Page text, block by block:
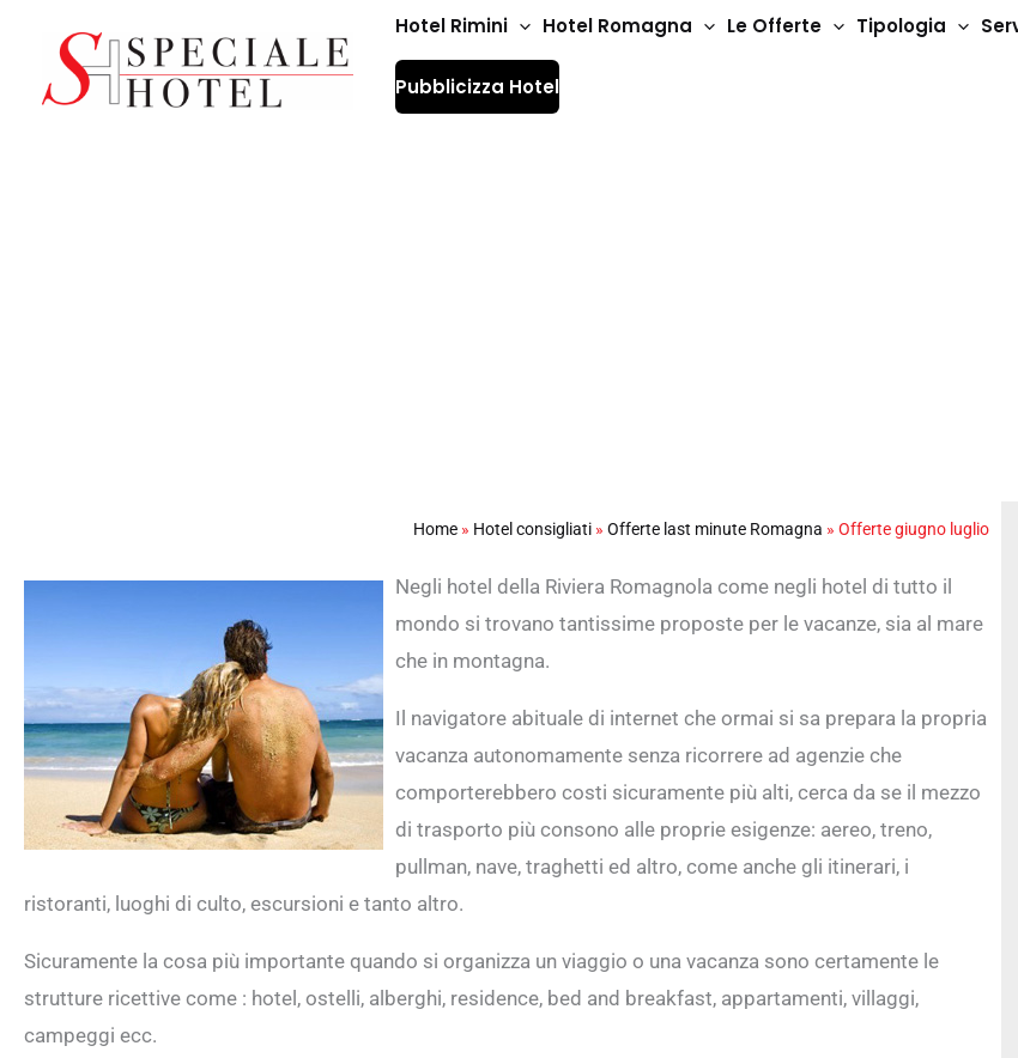
contenuto
Hotel Rimini Hotel Romagna Le Offerte Tipologia
Pubblicizza Hotel
Home » Hotel consigliati » Offerte last minute Romagna » Offerte giugno luglio
Negli hotel della Riviera Romagnola come negli hotel di tutto il
mondo si trovano tantissime proposte per le vacanze, sia al mare
che in montagna.
Il navigatore abituale di internet che ormai si sa prepara la propria
vacanza autonomamente senza ricorrere ad agenzie che
comporterebbero costi sicuramente più alti, cerca da se il mezzo
di trasporto più consono alle proprie esigenze: aereo, treno,
pullman, nave, traghetti ed altro, come anche gli itinerari, i
ristoranti, luoghi di culto, escursioni e tanto altro.
Sicuramente la cosa più importante quando si organizza un viaggio o una vacanza sono certamente le
strutture ricettive come : hotel, ostelli, alberghi, residence, bed and breakfast, appartamenti, villaggi,
campeggi ecc.